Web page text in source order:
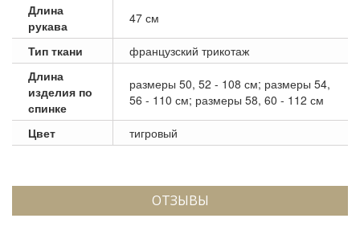
Длина
рукава
47 см
Тип ткани
французский трикотаж
Длина
изделия по
спинке
размеры 50, 52 - 108 см; размеры 54,
56 - 110 см; размеры 58, 60 - 112 см
Цвет тигровый
ОТЗЫВЫ